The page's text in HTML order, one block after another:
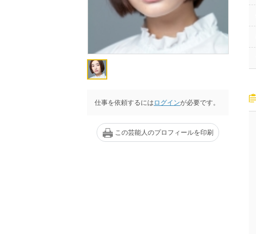
仕事を依頼するには ログインが必要です。
この芸能人のプロフィールを印刷